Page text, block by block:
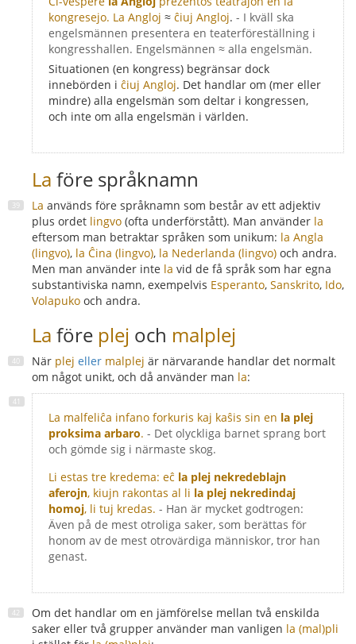
kongresejo. La Angloj ≈ ĉiuj Angloj. - I kväll ska
engelsmännen presentera en teaterföreställning i
kongresshallen. Engelsmännen ≈ alla engelsmän.
Situationen (en kongress) begränsar dock
innebörden i ĉiuj Angloj. Det handlar om (mer eller
mindre) alla engelsmän som deltar i kongressen,
och inte om alla engelsmän i världen.
La före språknamn
La används före språknamn som består av ett adjektiv
plus ordet lingvo (ofta underförstått). Man använder la
eftersom man betraktar språken som unikum: la Angla
(lingvo), la Ĉina (lingvo), la Nederlanda (lingvo) och andra.
Men man använder inte la vid de få språk som har egna
substantiviska namn, exempelvis Esperanto, Sanskrito, Ido,
Volapuko och andra.
La före plej och malplej
När plej eller malplej är närvarande handlar det normalt
om något unikt, och då använder man la:
La malfeliĉa infano forkuris kaj kaŝis sin en la plej
proksima arbaro. - Det olyckliga barnet sprang bort
och gömde sig i närmaste skog.
Li estas tre kredema: eĉ la plej nekredeblajn
aferojn, kiujn rakontas al li la plej nekredindaj
homoj, li tuj kredas. - Han är mycket godtrogen:
Även på de mest otroliga saker, som berättas för
honom av de mest otrovärdiga människor, tror han
genast.
Om det handlar om en jämförelse mellan två enskilda
saker eller två grupper använder man vanligen la (mal)pli